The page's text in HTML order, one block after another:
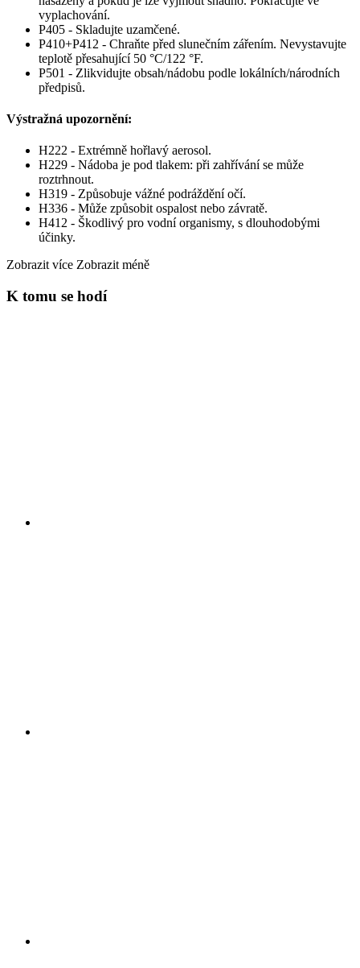
vyplachování.
P405 - Skladujte uzamčené.
P410+P412 - Chraňte před slunečním zářením. Nevystavujte
teplotě přesahující 50 °C/122 °F.
P501 - Zlikvidujte obsah/nádobu podle lokálních/národních
předpisů.
Výstražná upozornění:
H222 - Extrémně hořlavý aerosol.
H229 - Nádoba je pod tlakem: při zahřívání se může
roztrhnout.
H319 - Způsobuje vážné podráždění očí.
H336 - Může způsobit ospalost nebo závratě.
H412 - Škodlivý pro vodní organismy, s dlouhodobými
účinky.
Zobrazit více Zobrazit méně
K tomu se hodí